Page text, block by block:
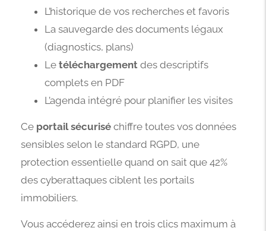
L’historique de vos recherches et favoris
La sauvegarde des documents légaux
(diagnostics, plans)
Le téléchargement des descriptifs
complets en PDF
L’agenda intégré pour planifier les visites
Ce portail sécurisé chiffre toutes vos données
sensibles selon le standard RGPD, une
protection essentielle quand on sait que 42%
des cyberattaques ciblent les portails
immobiliers.
Vous accéderez ainsi en trois clics maximum à